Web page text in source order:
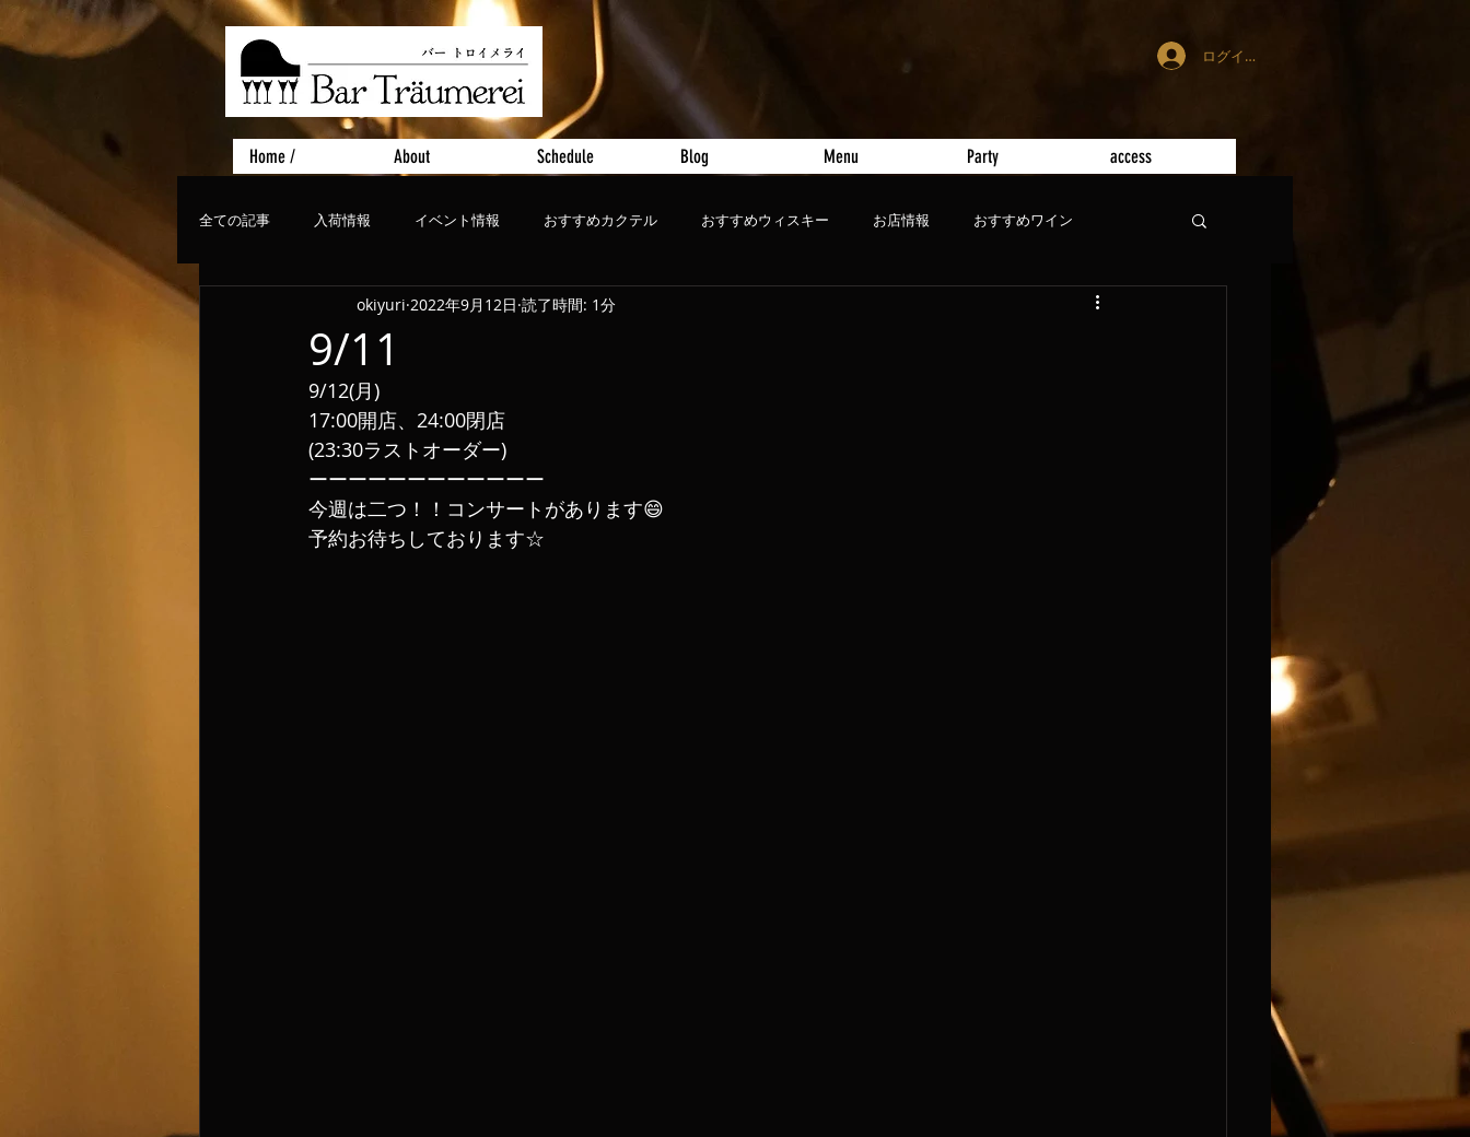
ログイン
Home / About Schedule Blog Menu Party access
全ての記事 入荷情報 イベント情報 おすすめカクテル おすすめウィスキー お店情報 おすすめワイン
ライブ、コンサート おすすめビール
9/11
okiyuri 2022年9月12日 読了時間: 1分
9/12(月)
17:00開店、24:00閉店
(23:30ラストオーダー)
ーーーーーーーーーーーー
今週は二つ！！コンサートがあります😄
予約お待ちしております☆